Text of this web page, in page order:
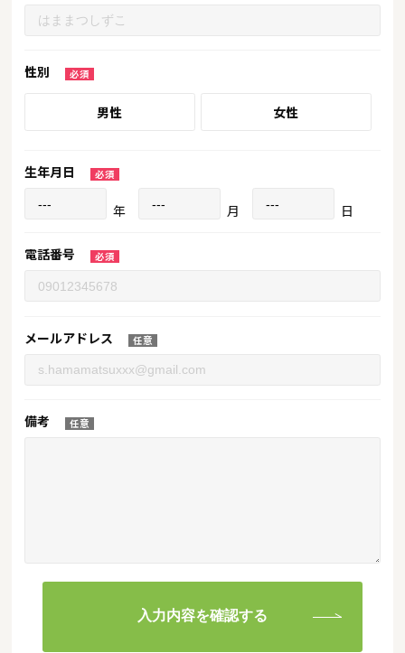
性別
男性 女性
生年月日
年 月 日
電話番号
メールアドレス
備考
入力内容を確認する